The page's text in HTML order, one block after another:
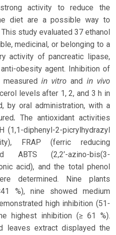
activity to reduce the
diet are a possible way to
study evaluated 37 ethanol
medicinal, or belonging to a
activity of pancreatic lipase,
obesity agent. Inhibition of
measuredin vitro andin vivo
levels after 1, 2, and 3 h in
by oral administration, with a
. The antioxidant activities
(1,1-diphenyl-2-picrylhydrazyl
FRAP (ferric reducing
ABTS (2,2’-azino-bis(3-
acid), and the total phenol
determined. Nine plants
%), nine showed medium
high inhibition (51-
highest inhibition (≥ 61 %).
leaves extract displayed the